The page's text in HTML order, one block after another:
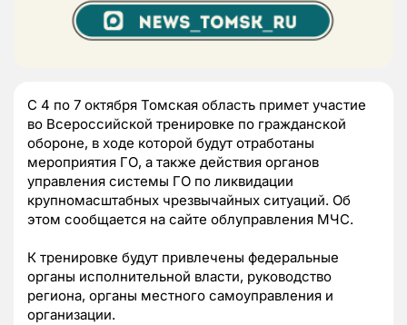
С 4 по 7 октября Томская область примет участие
во Всероссийской тренировке по гражданской
обороне, в ходе которой будут отработаны
мероприятия ГО, а также действия органов
управления системы ГО по ликвидации
крупномасштабных чрезвычайных ситуаций. Об
этом сообщается на сайте облуправления МЧС.
К тренировке будут привлечены федеральные
органы исполнительной власти, руководство
региона, органы местного самоуправления и
организации.